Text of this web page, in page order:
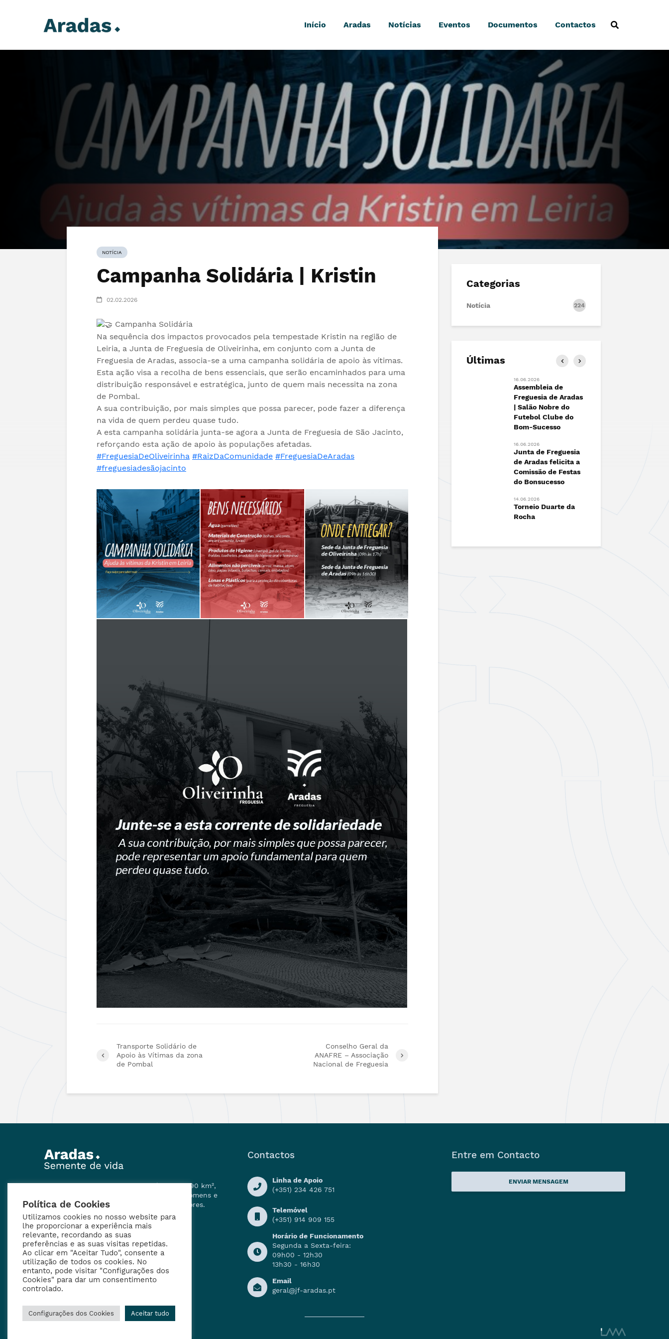
Início Aradas Notícias Eventos Documentos Contactos
NOTÍCIA
Campanha Solidária | Kristin
02.02.2026
Campanha Solidária
Na sequência dos impactos provocados pela tempestade Kristin na região de
Leiria, a Junta de Freguesia de Oliveirinha, em conjunto com a Junta de
Freguesia de Aradas, associa-se a uma campanha solidária de apoio às vítimas.
Esta ação visa a recolha de bens essenciais, que serão encaminhados para uma
distribuição responsável e estratégica, junto de quem mais necessita na zona
de Pombal.
A sua contribuição, por mais simples que possa parecer, pode fazer a diferença
na vida de quem perdeu quase tudo.
A esta campanha solidária junta-se agora a Junta de Freguesia de São Jacinto,
reforçando esta ação de apoio às populações afetadas.
#FreguesiaDeOliveirinha #RaizDaComunidade #FreguesiaDeAradas
#freguesiadesãojacinto
Transporte Solidário de
Apoio às Vítimas da zona
de Pombal
Conselho Geral da
ANAFRE – Associação
Nacional de Freguesia
Categorias
Notícia 224
Últimas
FESTIVAL ARADAS+ |
António de Estarreja
Junta de Freguesia
de Aradas felicita
Artigo de opinião |
08.06.2026
2026
16.06.2026
Assembleia de
Freguesia de Aradas
| Salão Nobre do
Futebol Clube do
Bom-Sucesso
16.06.2026
Junta de Freguesia
de Aradas felicita a
Comissão de Festas
do Bonsucesso
14.06.2026
Torneio Duarte da
Rocha
A Freguesia de Aradas tem uma área de 8,90 km²,
10.088 habitantes são residentes (4.796 Homens e
5.292 Mulheres), dos quais 8.430 são eleitores.
Tem 5.244 alojamentos com 4.127 famílias.
Contactos
Linha de Apoio
(+351) 234 426 751
Telemóvel
(+351) 914 909 155
Horário de Funcionamento
Segunda a Sexta-feira:
09h00 - 12h30
13h30 - 16h30
Email
geral@jf-aradas.pt
Entre em Contacto
ENVIAR MENSAGEM
Política de Cookies
Utilizamos cookies no nosso website para
lhe proporcionar a experiência mais
relevante, recordando as suas
preferências e as suas visitas repetidas.
Ao clicar em "Aceitar Tudo", consente a
utilização de todos os cookies. No
entanto, pode visitar "Configurações dos
Cookies" para dar um consentimento
controlado.
Configurações dos Cookies Aceitar tudo